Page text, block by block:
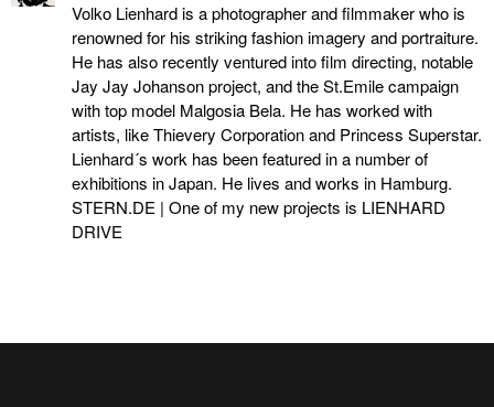
Volko Lienhard is a photographer and filmmaker who is
renowned for his striking fashion imagery and portraiture.
He has also recently ventured into film directing, notable
Jay Jay Johanson project, and the St.Emile campaign
with top model Malgosia Bela. He has worked with
artists, like Thievery Corporation and Princess Superstar.
Lienhard´s work has been featured in a number of
exhibitions in Japan. He lives and works in Hamburg.
STERN.DE | One of my new projects is LIENHARD
DRIVE